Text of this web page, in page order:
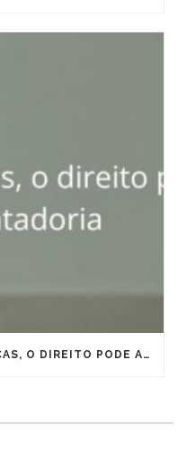
QUANDO A VIDA DEIXA MARCAS, O DIREITO PODE ANTECIPAR A APOSENTADORIA